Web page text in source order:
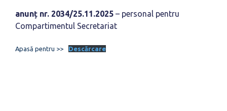
anunț nr. 2034/25.11.2025 – personal pentru
Compartimentul Secretariat
Apasă pentru >> Descărcare